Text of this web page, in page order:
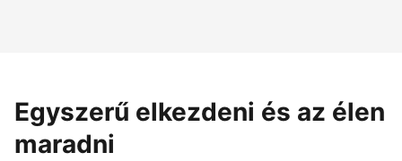
Egyszerű elkezdeni és az élen
maradni